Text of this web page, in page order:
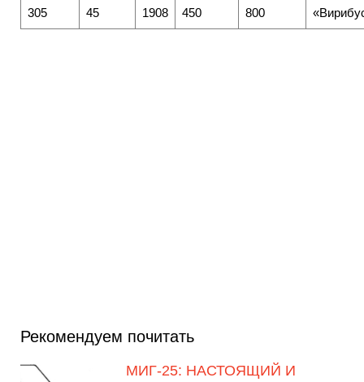
305 45 1908 450 800
Рекомендуем почитать
МИГ-25: НАСТОЯЩИЙ И